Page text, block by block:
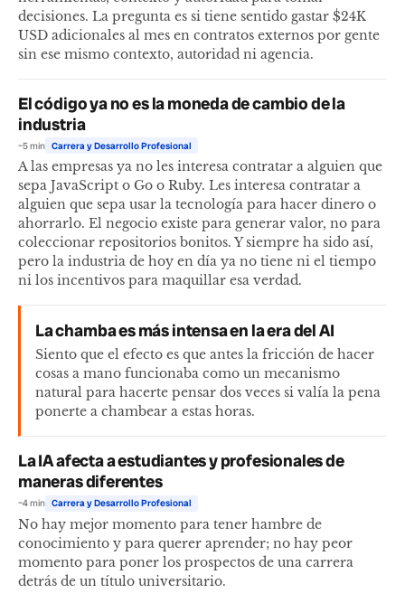
decisiones. La pregunta es si tiene sentido gastar $24K
USD adicionales al mes en contratos externos por gente
sin ese mismo contexto, autoridad ni agencia.
El código ya no es la moneda de cambio de la
industria
~5 min Carrera y Desarrollo Profesional
A las empresas ya no les interesa contratar a alguien que
sepa JavaScript o Go o Ruby. Les interesa contratar a
alguien que sepa usar la tecnología para hacer dinero o
ahorrarlo. El negocio existe para generar valor, no para
coleccionar repositorios bonitos. Y siempre ha sido así,
pero la industria de hoy en día ya no tiene ni el tiempo
ni los incentivos para maquillar esa verdad.
La chamba es más intensa en la era del AI
Siento que el efecto es que antes la fricción de hacer
cosas a mano funcionaba como un mecanismo
natural para hacerte pensar dos veces si valía la pena
ponerte a chambear a estas horas.
La IA afecta a estudiantes y profesionales de
maneras diferentes
~4 min Carrera y Desarrollo Profesional
No hay mejor momento para tener hambre de
conocimiento y para querer aprender; no hay peor
momento para poner los prospectos de una carrera
detrás de un título universitario.